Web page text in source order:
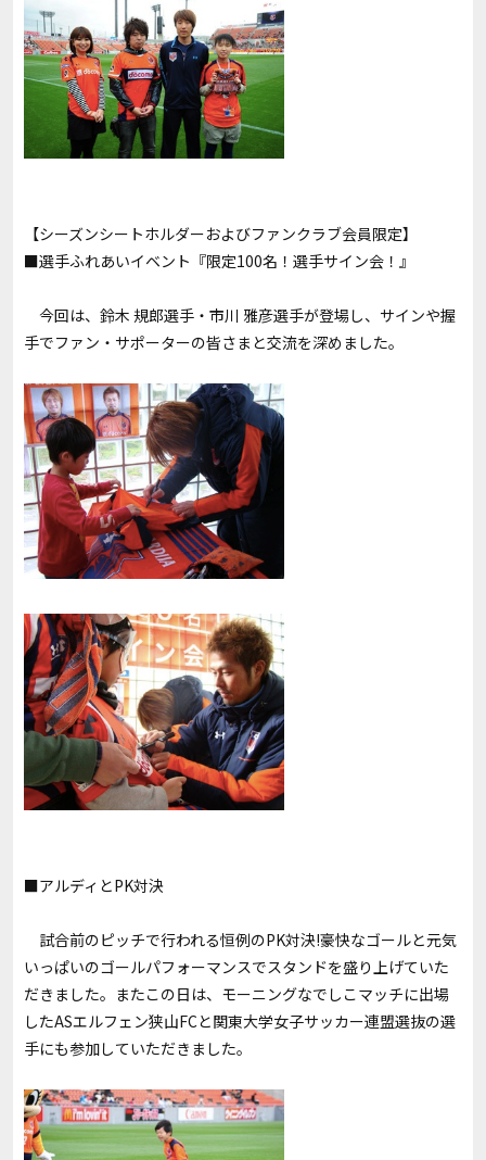
【シーズンシートホルダーおよびファンクラブ会員限定】
■選手ふれあいイベント『限定100名！選手サイン会！』
今回は、鈴木 規郎選手・市川 雅彦選手が登場し、サインや握
手でファン・サポーターの皆さまと交流を深めました。
■アルディとPK対決
試合前のピッチで行われる恒例のPK対決!豪快なゴールと元気
いっぱいのゴールパフォーマンスでスタンドを盛り上げていた
だきました。またこの日は、モーニングなでしこマッチに出場
したASエルフェン狭山FCと関東大学女子サッカー連盟選抜の選
手にも参加していただきました。